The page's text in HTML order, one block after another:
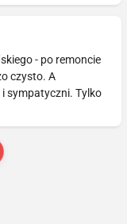
- po remoncie
czysto. A
sympatyczni. Tylko